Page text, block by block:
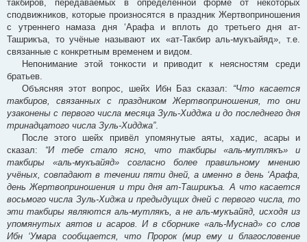
такбиров, передаваемых в определённой форме от некоторых
сподвижников, которые произносятся в праздник Жертвоприношения
с утреннего намаза дня ‘Арафа и вплоть до третьего дня ат-
Ташрикъа, то учёные называют их «ат-Такбир аль-мукъайяд», т.е.
связанные с конкретным временем и видом.
Непонимание этой тонкости и приводит к неясностям среди
братьев.
Объясняя этот вопрос, шейх Ибн Баз сказал: “Что касается
такбиров, связанных с праздником Жертвоприношения, то они
узаконены с первого числа месяца Зуль-Хидджа и до последнего дня
тринадцатого числа Зуль-Хидджа”.
После этого шейх привёл упомянутые аяты, хадис, асары и
сказал: “И тебе стало ясно, что такбиры «аль-мутлякъ» и
такбиры «аль-мукъайяд» согласно более правильному мнению
учёных, совпадают в течении пяти дней, а именно в день ‘Арафа,
день Жертвоприношения и три дня ат-Ташрикъа. А что касается
восьмого числа Зуль-Хиджа и предыдущих дней с первого числа, то
эти такбиры являются аль-мутлякъ, а не аль-мукъайяд, исходя из
упомянутых аятов и асаров. И в сборнике «аль-Муснад» со слов
Ибн ‘Умара сообщается, что Пророк (мир ему и благословение